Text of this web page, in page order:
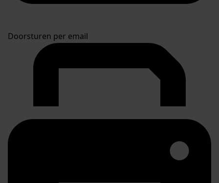
Doorsturen per email